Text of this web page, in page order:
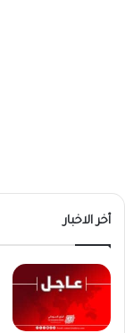
أخر الاخبار